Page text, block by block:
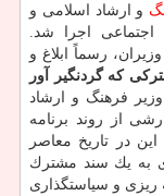
و ارشاد اسلامی و
اجتماعی اجرا شد.
رسماً ابلاغ و
كه گردنگیر آور
فرهنگ و ارشاد
از روند برنامه
در تاریخ معاصر
به یك سند مشترك
ریزی و سیاستگذاری